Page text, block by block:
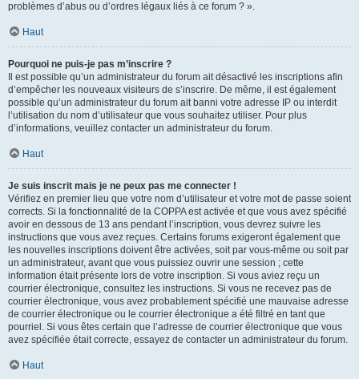
problèmes d’abus ou d’ordres légaux liés à ce forum ? ».
Haut
Pourquoi ne puis-je pas m’inscrire ?
Il est possible qu’un administrateur du forum ait désactivé les inscriptions afin
d’empêcher les nouveaux visiteurs de s’inscrire. De même, il est également
possible qu’un administrateur du forum ait banni votre adresse IP ou interdit
l’utilisation du nom d’utilisateur que vous souhaitez utiliser. Pour plus
d’informations, veuillez contacter un administrateur du forum.
Haut
Je suis inscrit mais je ne peux pas me connecter !
Vérifiez en premier lieu que votre nom d’utilisateur et votre mot de passe soient
corrects. Si la fonctionnalité de la COPPA est activée et que vous avez spécifié
avoir en dessous de 13 ans pendant l’inscription, vous devrez suivre les
instructions que vous avez reçues. Certains forums exigeront également que
les nouvelles inscriptions doivent être activées, soit par vous-même ou soit par
un administrateur, avant que vous puissiez ouvrir une session ; cette
information était présente lors de votre inscription. Si vous aviez reçu un
courrier électronique, consultez les instructions. Si vous ne recevez pas de
courrier électronique, vous avez probablement spécifié une mauvaise adresse
de courrier électronique ou le courrier électronique a été filtré en tant que
pourriel. Si vous êtes certain que l’adresse de courrier électronique que vous
avez spécifiée était correcte, essayez de contacter un administrateur du forum.
Haut